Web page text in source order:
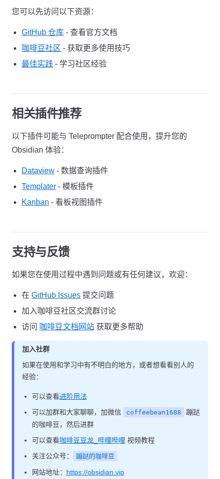
您可以先访问以下资源：
GitHub 仓库 - 查看官方文档
咖啡豆社区 - 获取更多使用技巧
最佳实践 - 学习社区经验
相关插件推荐
以下插件可能与 Teleprompter 配合使用，提升您的
Obsidian 体验：
Dataview - 数据查询插件
Templater - 模板插件
Kanban - 看板视图插件
支持与反馈
如果您在使用过程中遇到问题或有任何建议，欢迎：
在 GitHub Issues 提交问题
加入咖啡豆社区交流群讨论
访问 咖啡豆文档网站 获取更多帮助
加入社群
如果在使用和学习中有不明白的地方，或者想看看别人的
经验：
可以查看进阶用法
可以加群和大家聊聊，加微信
coffeebean1688
蹦跶
的咖啡豆，然后进群
可以查看咖啡豆豆龙_哔哩哔哩 视频教程
关注公众号：
蹦跶的咖啡豆
网站地址： https://obsidian.vip